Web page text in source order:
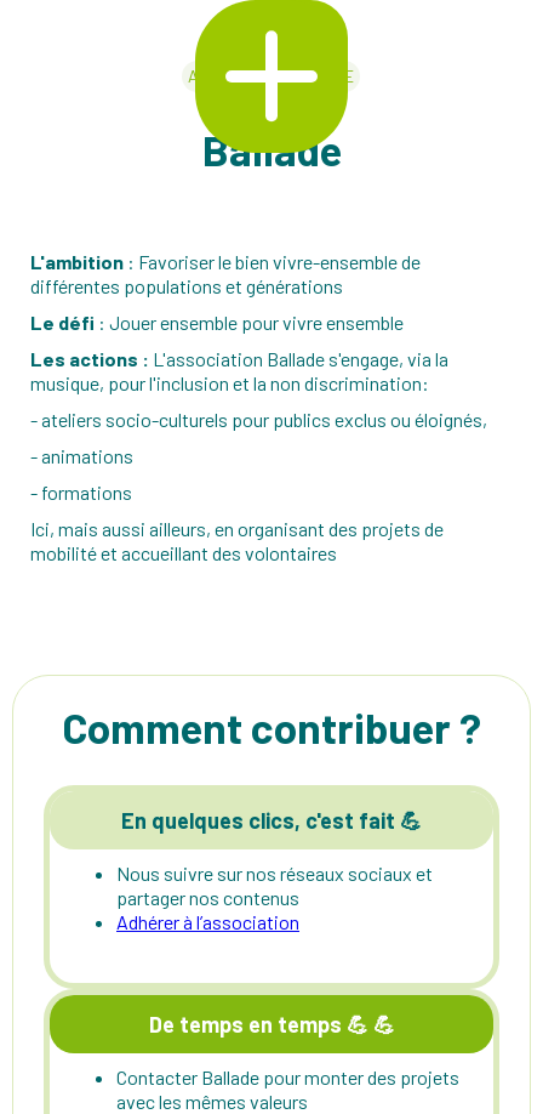
ANIMATION / CULTURE
PROMO 3
Ballade
L'ambition : Favoriser le bien vivre-ensemble de
différentes populations et générations
Le défi : Jouer ensemble pour vivre ensemble
Les actions : L'association Ballade s'engage, via la
musique, pour l'inclusion et la non discrimination:
- ateliers socio-culturels pour publics exclus ou éloignés,
- animations
- formations
Ici, mais aussi ailleurs, en organisant des projets de
mobilité et accueillant des volontaires
Comment contribuer ?
En quelques clics, c'est fait 💪
Nous suivre sur nos réseaux sociaux et
partager nos contenus
Adhérer à l’association
De temps en temps 💪 💪
Contacter Ballade pour monter des projets
avec les mêmes valeurs